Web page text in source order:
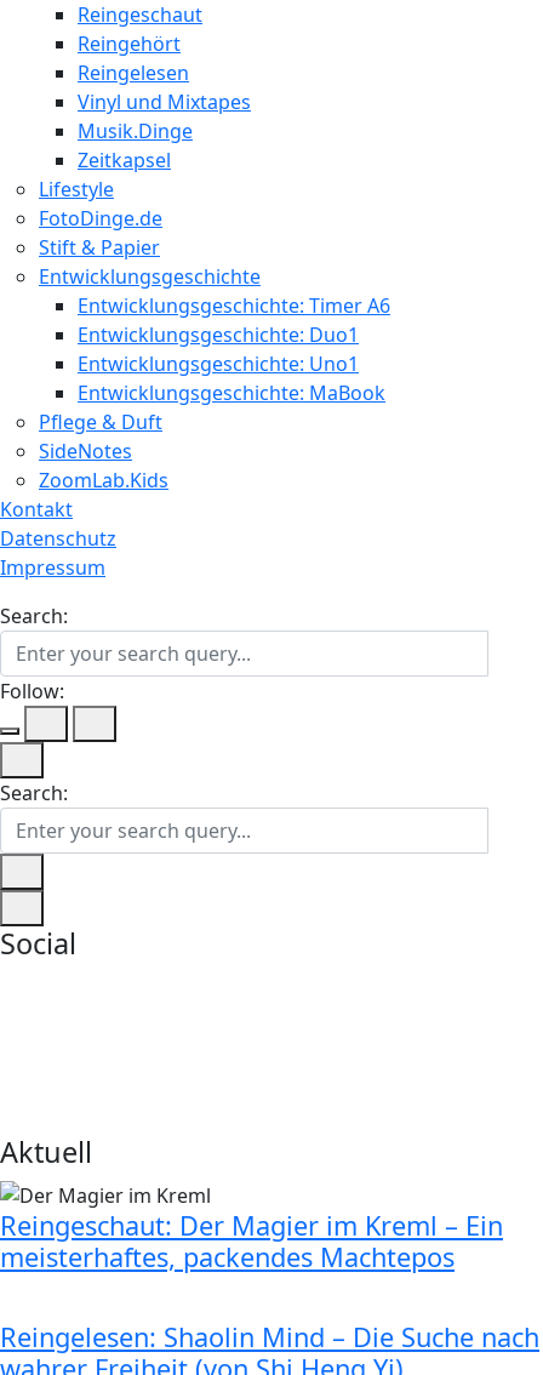
Reingeschaut
Reingehört
Reingelesen
Vinyl und Mixtapes
Musik.Dinge
Zeitkapsel
Lifestyle
FotoDinge.de
Stift & Papier
Entwicklungsgeschichte
Entwicklungsgeschichte: Timer A6
Entwicklungsgeschichte: Duo1
Entwicklungsgeschichte: Uno1
Entwicklungsgeschichte: MaBook
Pflege & Duft
SideNotes
ZoomLab.Kids
Kontakt
Datenschutz
Impressum
Search:
Follow:
Search:
Social
Aktuell
Reingeschaut: Der Magier im Kreml – Ein
meisterhaftes, packendes Machtepos
Reingelesen: Shaolin Mind – Die Suche nach